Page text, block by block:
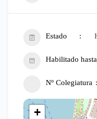
Estado
Habilitado hasta
Nº Colegiatura
+